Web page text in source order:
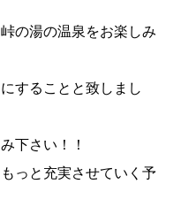
の湯の温泉をお楽しみ
することと致しまし
下さい！！
っと充実させていく予